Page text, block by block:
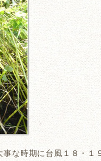
な時期に台風１８・１